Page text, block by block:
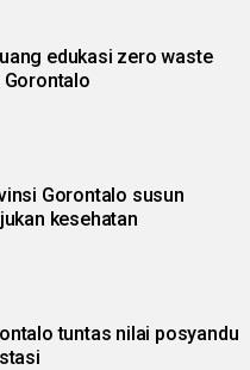
edukasi zero waste
Gorontalo
Gorontalo susun
kesehatan
tuntas nilai posyandu